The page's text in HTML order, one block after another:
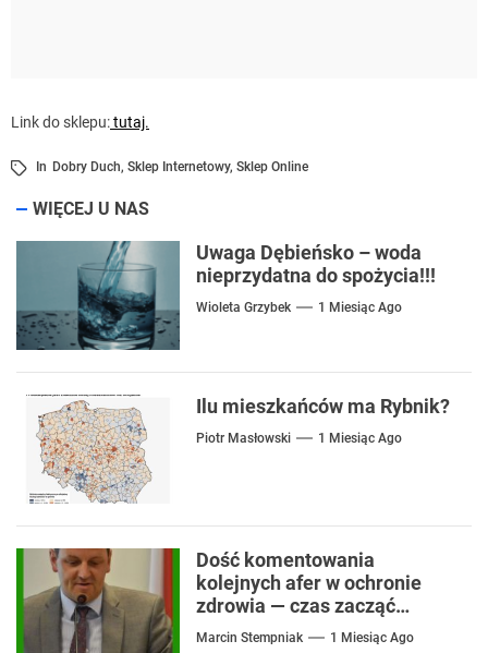
Link do sklepu:tutaj.
In Dobry Duch, Sklep Internetowy, Sklep Online
WIĘCEJ U NAS
Uwaga Dębieńsko – woda
nieprzydatna do spożycia!!!
Wioleta Grzybek 1 Miesiąc Ago
Ilu mieszkańców ma Rybnik?
Piotr Masłowski 1 Miesiąc Ago
Dość komentowania
kolejnych afer w ochronie
zdrowia — czas zacząć
mówić o rozwiązaniach
Marcin Stempniak 1 Miesiąc Ago